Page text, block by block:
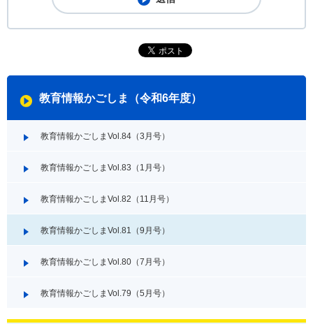
教育情報かごしま（令和6年度）
教育情報かごしまVol.84（3月号）
教育情報かごしまVol.83（1月号）
教育情報かごしまVol.82（11月号）
教育情報かごしまVol.81（9月号）
教育情報かごしまVol.80（7月号）
教育情報かごしまVol.79（5月号）